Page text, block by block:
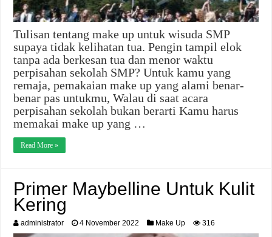
Tulisan tentang make up untuk wisuda SMP
supaya tidak kelihatan tua. Pengin tampil elok
tanpa ada berkesan tua dan menor waktu
perpisahan sekolah SMP? Untuk kamu yang
remaja, pemakaian make up yang alami benar-
benar pas untukmu, Walau di saat acara
perpisahan sekolah bukan berarti Kamu harus
memakai make up yang …
Read More »
Primer Maybelline Untuk Kulit
Kering
administrator 4 November 2022 Make Up 316